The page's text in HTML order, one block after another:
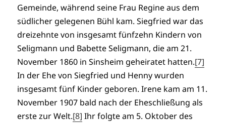
Gemeinde, während seine Frau Regine aus dem
südlicher gelegenen Bühl kam. Siegfried war das
dreizehnte von insgesamt fünfzehn Kindern von
Seligmann und Babette Seligmann, die am 21.
November 1860 in Sinsheim geheiratet hatten.[7]
In der Ehe von Siegfried und Henny wurden
insgesamt fünf Kinder geboren. Irene kam am 11.
November 1907 bald nach der Eheschließung als
erste zur Welt.[8] Ihr folgte am 5. Oktober des